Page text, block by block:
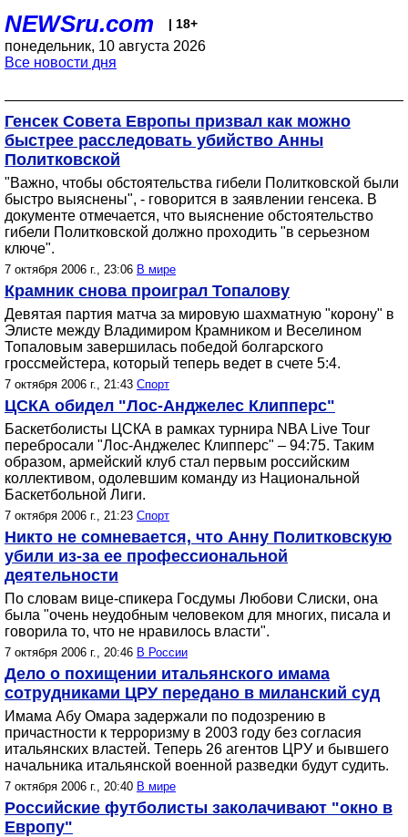
NEWSru.com | 18+
понедельник, 10 августа 2026
Все новости дня
Генсек Совета Европы призвал как можно
быстрее расследовать убийство Анны
Политковской
"Важно, чтобы обстоятельства гибели Политковской были
быстро выяснены", - говорится в заявлении генсека. В
документе отмечается, что выяснение обстоятельство
гибели Политковской должно проходить "в серьезном
ключе".
7 октября 2006 г., 23:06 В мире
Крамник снова проиграл Топалову
Девятая партия матча за мировую шахматную "корону" в
Элисте между Владимиром Крамником и Веселином
Топаловым завершилась победой болгарского
гроссмейстера, который теперь ведет в счете 5:4.
7 октября 2006 г., 21:43 Спорт
ЦСКА обидел "Лос-Анджелес Клипперс"
Баскетболисты ЦСКА в рамках турнира NBA Live Tour
перебросали "Лос-Анджелес Клипперс" – 94:75. Таким
образом, армейский клуб стал первым российским
коллективом, одолевшим команду из Национальной
Баскетбольной Лиги.
7 октября 2006 г., 21:23 Спорт
Никто не сомневается, что Анну Политковскую
убили из-за ее профессиональной
деятельности
По словам вице-спикера Госдумы Любови Слиски, она
была "очень неудобным человеком для многих, писала и
говорила то, что не нравилось власти".
7 октября 2006 г., 20:46 В России
Дело о похищении итальянского имама
сотрудниками ЦРУ передано в миланский суд
Имама Абу Омара задержали по подозрению в
причастности к терроризму в 2003 году без согласия
итальянских властей. Теперь 26 агентов ЦРУ и бывшего
начальника итальянской военной разведки будут судить.
7 октября 2006 г., 20:40 В мире
Российские футболисты заколачивают "окно в
Европу"